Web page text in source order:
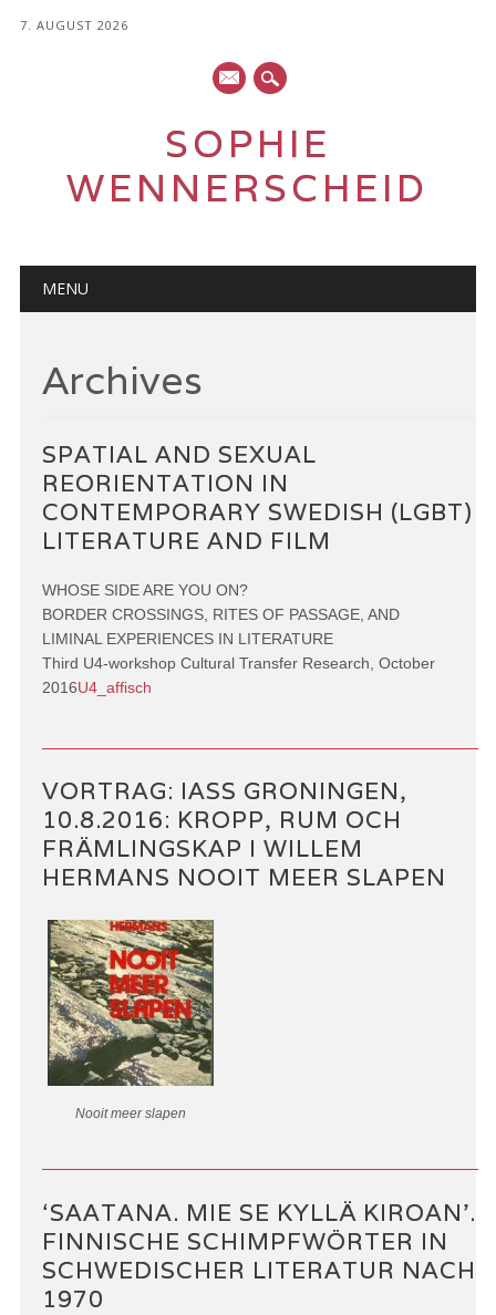
7. AUGUST 2026
mail
SOPHIE
WENNERSCHEID
Main menu
MENU
Archives
SPATIAL AND SEXUAL
REORIENTATION IN
CONTEMPORARY SWEDISH (LGBT)
LITERATURE AND FILM
WHOSE SIDE ARE YOU ON?
BORDER CROSSINGS, RITES OF PASSAGE, AND
LIMINAL EXPERIENCES IN LITERATURE
Third U4-workshop Cultural Transfer Research, October
2016U4_affisch
VORTRAG: IASS GRONINGEN,
10.8.2016: KROPP, RUM OCH
FRÄMLINGSKAP I WILLEM
HERMANS NOOIT MEER SLAPEN
Nooit meer slapen
‘SAATANA. MIE SE KYLLÄ KIROAN’.
FINNISCHE SCHIMPFWÖRTER IN
SCHWEDISCHER LITERATUR NACH
1970